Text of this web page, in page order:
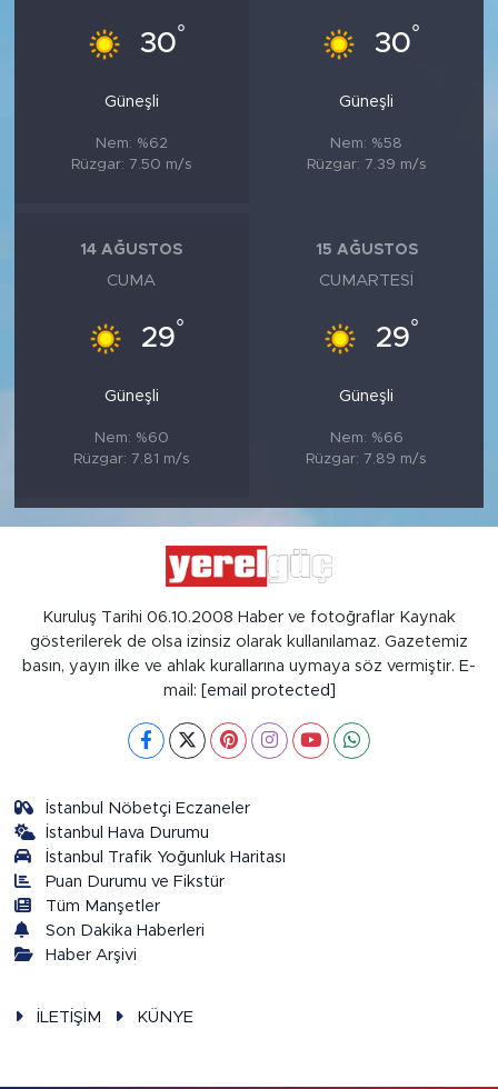
30°
Güneşli
Nem: %62
Rüzgar: 7.50 m/s
30°
Güneşli
Nem: %58
Rüzgar: 7.39 m/s
14 AĞUSTOS
CUMA
29°
Güneşli
Nem: %60
Rüzgar: 7.81 m/s
15 AĞUSTOS
CUMARTESI
29°
Güneşli
Nem: %66
Rüzgar: 7.89 m/s
Kuruluş Tarihi 06.10.2008 Haber ve fotoğraflar Kaynak
gösterilerek de olsa izinsiz olarak kullanılamaz. Gazetemiz
basın, yayın ilke ve ahlak kurallarına uymaya söz vermiştir. E-
mail: [email protected]
İstanbul Nöbetçi Eczaneler
İstanbul Hava Durumu
İstanbul Trafik Yoğunluk Haritası
Puan Durumu ve Fikstür
Tüm Manşetler
Son Dakika Haberleri
Haber Arşivi
İLETİŞİM KÜNYE